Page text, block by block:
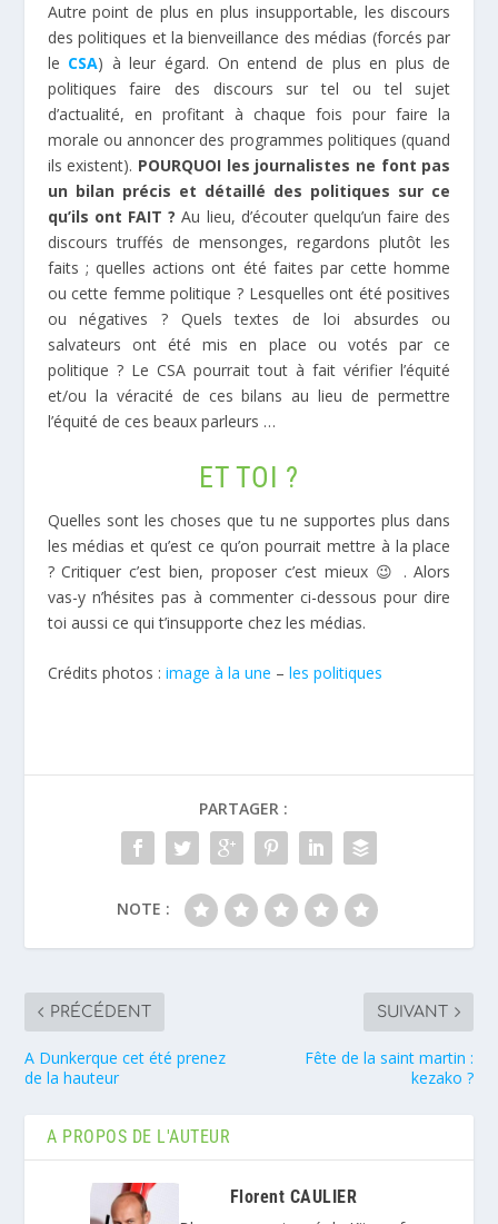
Autre point de plus en plus insupportable, les discours
des politiques et la bienveillance des médias (forcés par
le CSA) à leur égard. On entend de plus en plus de
politiques faire des discours sur tel ou tel sujet
d’actualité, en profitant à chaque fois pour faire la
morale ou annoncer des programmes politiques (quand
ils existent). POURQUOI les journalistes ne font pas
un bilan précis et détaillé des politiques sur ce
qu’ils ont FAIT ? Au lieu, d’écouter quelqu’un faire des
discours truffés de mensonges, regardons plutôt les
faits ; quelles actions ont été faites par cette homme
ou cette femme politique ? Lesquelles ont été positives
ou négatives ? Quels textes de loi absurdes ou
salvateurs ont été mis en place ou votés par ce
politique ? Le CSA pourrait tout à fait vérifier l’équité
et/ou la véracité de ces bilans au lieu de permettre
l’équité de ces beaux parleurs …
ET TOI ?
Quelles sont les choses que tu ne supportes plus dans
les médias et qu’est ce qu’on pourrait mettre à la place
? Critiquer c’est bien, proposer c’est mieux 😉 . Alors
vas-y n’hésites pas à commenter ci-dessous pour dire
toi aussi ce qui t’insupporte chez les médias.
Crédits photos : image à la une – les politiques
PARTAGER :
NOTE :
PRÉCÉDENT
A Dunkerque cet été prenez
de la hauteur
SUIVANT
Fête de la saint martin :
kezako ?
A PROPOS DE L'AUTEUR
Florent CAULIER